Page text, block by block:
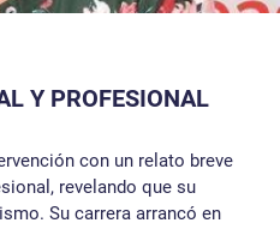
Y PROFESIONAL
con un relato breve
revelando que su
Su carrera arrancó en